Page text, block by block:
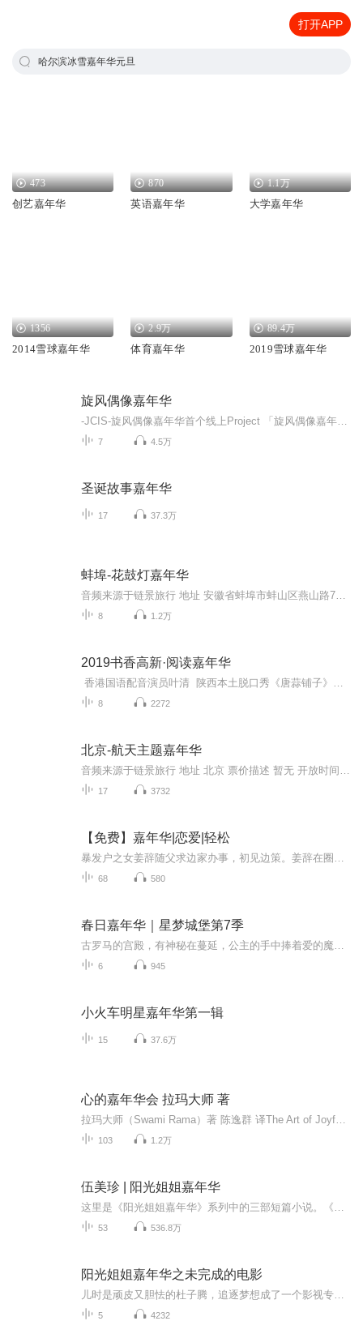
打开APP
哈尔滨冰雪嘉年华元旦
473
创艺嘉年华
870
英语嘉年华
1.1万
大学嘉年华
1356
2014雪球嘉年华
2.9万
体育嘉年华
89.4万
2019雪球嘉年华
旋风偶像嘉年华
7 4.5万
圣诞故事嘉年华
17 37.3万
蚌埠-花鼓灯嘉年华
8 1.2万
2019书香高新·阅读嘉年华
8 2272
北京-航天主题嘉年华
17 3732
【免费】嘉年华|恋爱|轻松
68 580
春日嘉年华｜星梦城堡第7季
6 945
小火车明星嘉年华第一辑
15 37.6万
心的嘉年华会 拉玛大师 著
103 1.2万
伍美珍 | 阳光姐姐嘉年华
53 536.8万
阳光姐姐嘉年华之未完成的电影
5 4232